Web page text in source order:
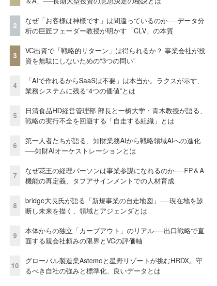
2
なぜ「お客様は神様です」は間違っているのか──データ分
析の巨匠フェーダー教授が明かす「CLV」の本質
3
VC出資で「戦略的リターン」は得られるか？ 事業会社が投
資を無駄にしないための“3つの問い”
4
「AIで作れるからSaaSは不要」は本当か。ラクスが示す、
業務システムに残る“4つの価値”とは
5
日清食品HD経営管理部 部長と一橋大学・青木教授が語る、
戦略の実行不全を回避する「自走する組織」とは
6
第一人者たちが語る、知財業務AIから戦略領域AIへの進化
──知財AIオーケストレーションとは
7
なぜ花王の経理パーソンは事業参謀になれるのか──FP＆A
機能の再定義、タフアサインメントでの人材育成
8
bridge大長氏が語る「新規事業の自走地図」──現在地を診
断し未来を描く、領域とアジェンダとは
9
本体からの独立「カーブアウト」のリアル──出口戦略で直
面する親会社頼みの限界とVCの評価軸
10
グローバル製造業Astemoと星野リゾートが挑むHRDX。守
るべき自社の強みと標準化、良いデータとは